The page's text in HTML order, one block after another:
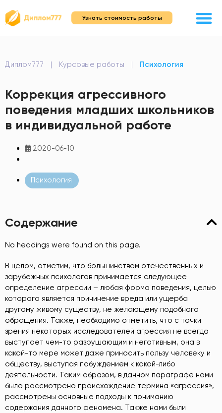
Узнать стоимость работы
Диплом777 | Курсовые работы | Психология
Коррекция агрессивного
поведения младших школьников
в индивидуальной работе
2020-06-10
Психология
Содержание
No headings were found on this page.
В целом, отметим, что большинством отечественных и
зарубежных психологов принимается следующее
определение агрессии – любая форма поведения, целью
которого является причинение вреда или ущерба
другому живому существу, не желающему подобного
обращения. Также, необходимо отметить, что с точки
зрения некоторых исследователей агрессия не всегда
выступает чем-то разрушающим и негативным, она в
какой-то мере может даже приносить пользу человеку и
обществу, выступая побуждением к какой-либо
деятельности. Таким образом, в данном параграфе нами
было рассмотрено происхождение термина «агрессия»,
рассмотрены основные подходы к пониманию
содержания данного феномена. Также нами были